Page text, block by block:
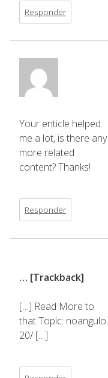
Responder
Your enticle helped
me a lot, is there any
more related
content? Thanks!
Responder
… [Trackback]
[…] Read More to
that Topic:
20/ […]